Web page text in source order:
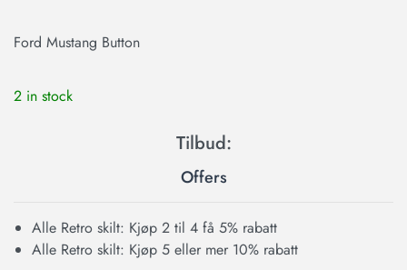
Ford Mustang Button
2 in stock
Offers
Alle Retro skilt: Kjøp 2 til 4 få 5% rabatt
Alle Retro skilt: Kjøp 5 eller mer 10% rabatt